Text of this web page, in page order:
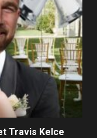
Travis Kelce